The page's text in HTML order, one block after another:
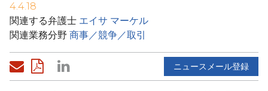
4.4.18
関連する弁護士 エイサ マーケル
関連業務分野 商事／競争／取引
ニュースメール登録